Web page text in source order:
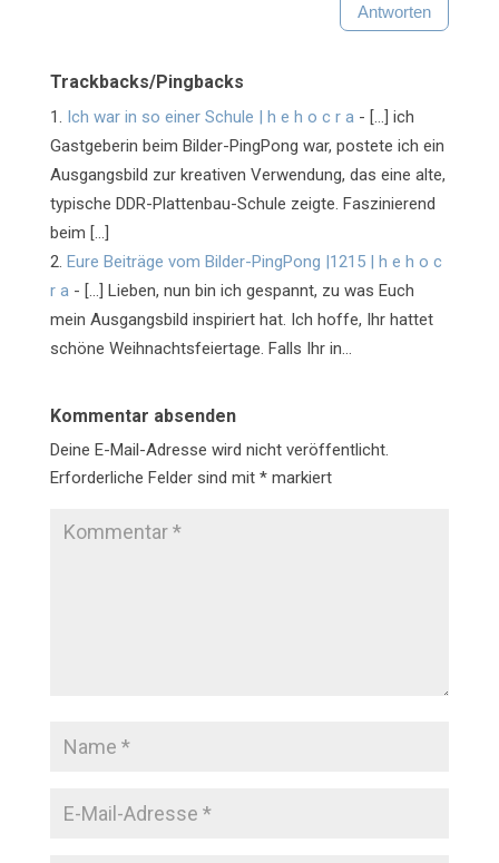
Antworten
Trackbacks/Pingbacks
Ich war in so einer Schule | h e h o c r a- […] ich
Gastgeberin beim Bilder-PingPong war, postete ich ein
Ausgangsbild zur kreativen Verwendung, das eine alte,
typische DDR-Plattenbau-Schule zeigte. Faszinierend
beim […]
Eure Beiträge vom Bilder-PingPong |1215 | h e h o c
r a- […] Lieben, nun bin ich gespannt, zu was Euch
mein Ausgangsbild inspiriert hat. Ich hoffe, Ihr hattet
schöne Weihnachtsfeiertage. Falls Ihr in…
Kommentar absenden
Deine E-Mail-Adresse wird nicht veröffentlicht.
Erforderliche Felder sind mit *markiert